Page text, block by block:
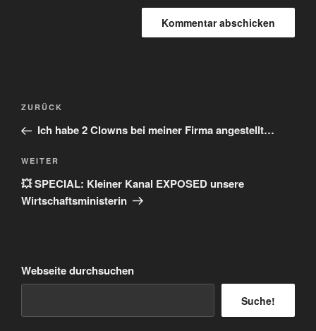
Beitragsnavigation
Vorheriger
Beitrag
ZURÜCK
Ich habe 2 Clowns bei meiner Firma angestellt…
Nächster
Beitrag
WEITER
💥 SPECIAL: Kleiner Kanal EXPOSED unsere
Wirtschaftsministerin
Webseite durchsuchen
Suche!